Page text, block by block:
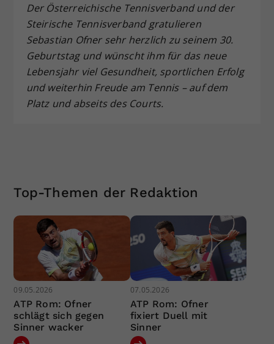
Der Österreichische Tennisverband und der
Steirische Tennisverband gratulieren
Sebastian Ofner sehr herzlich zu seinem 30.
Geburtstag und wünscht ihm für das neue
Lebensjahr viel Gesundheit, sportlichen Erfolg
und weiterhin Freude am Tennis – auf dem
Platz und abseits des Courts.
Top-Themen der Redaktion
09.05.2026
ATP Rom: Ofner
schlägt sich gegen
Sinner wacker
07.05.2026
ATP Rom: Ofner
fixiert Duell mit
Sinner